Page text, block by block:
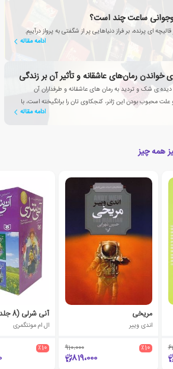
ساعت چند است؟
قالیچه ای پرنده، بر فراز دنیاهایی پر از شگفتی به پرواز درآییم.
ادامه مقاله
ی شک و تردید به رمان های عاشقانه و طرفداران آن
علت محبوب بودن این ژانر، کنجکاوی تان را برانگیخته است، با
ادامه مقاله
همه چیز
مریخی
اندی وییر
٪10 910،000
819،000
آنی شرلی (8 جلدی)
ال ام مونتگمری
٪10